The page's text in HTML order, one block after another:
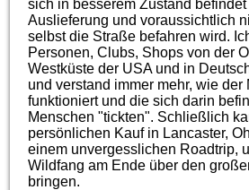
sich in besserem Zustand
Auslieferung und voraussichtlich
selbst die Straße befahren wird.
Personen, Clubs, Shops von der
Westküste der USA und in
und verstand immer mehr, wie der
funktioniert und die sich darin
Menschen "tickten". Schließlich
persönlichen Kauf in Lancaster,
einem unvergesslichen Roadtrip,
Wildfang am Ende über den
bringen.